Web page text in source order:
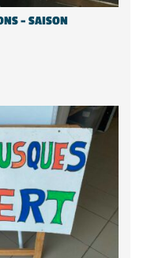
– SAISON